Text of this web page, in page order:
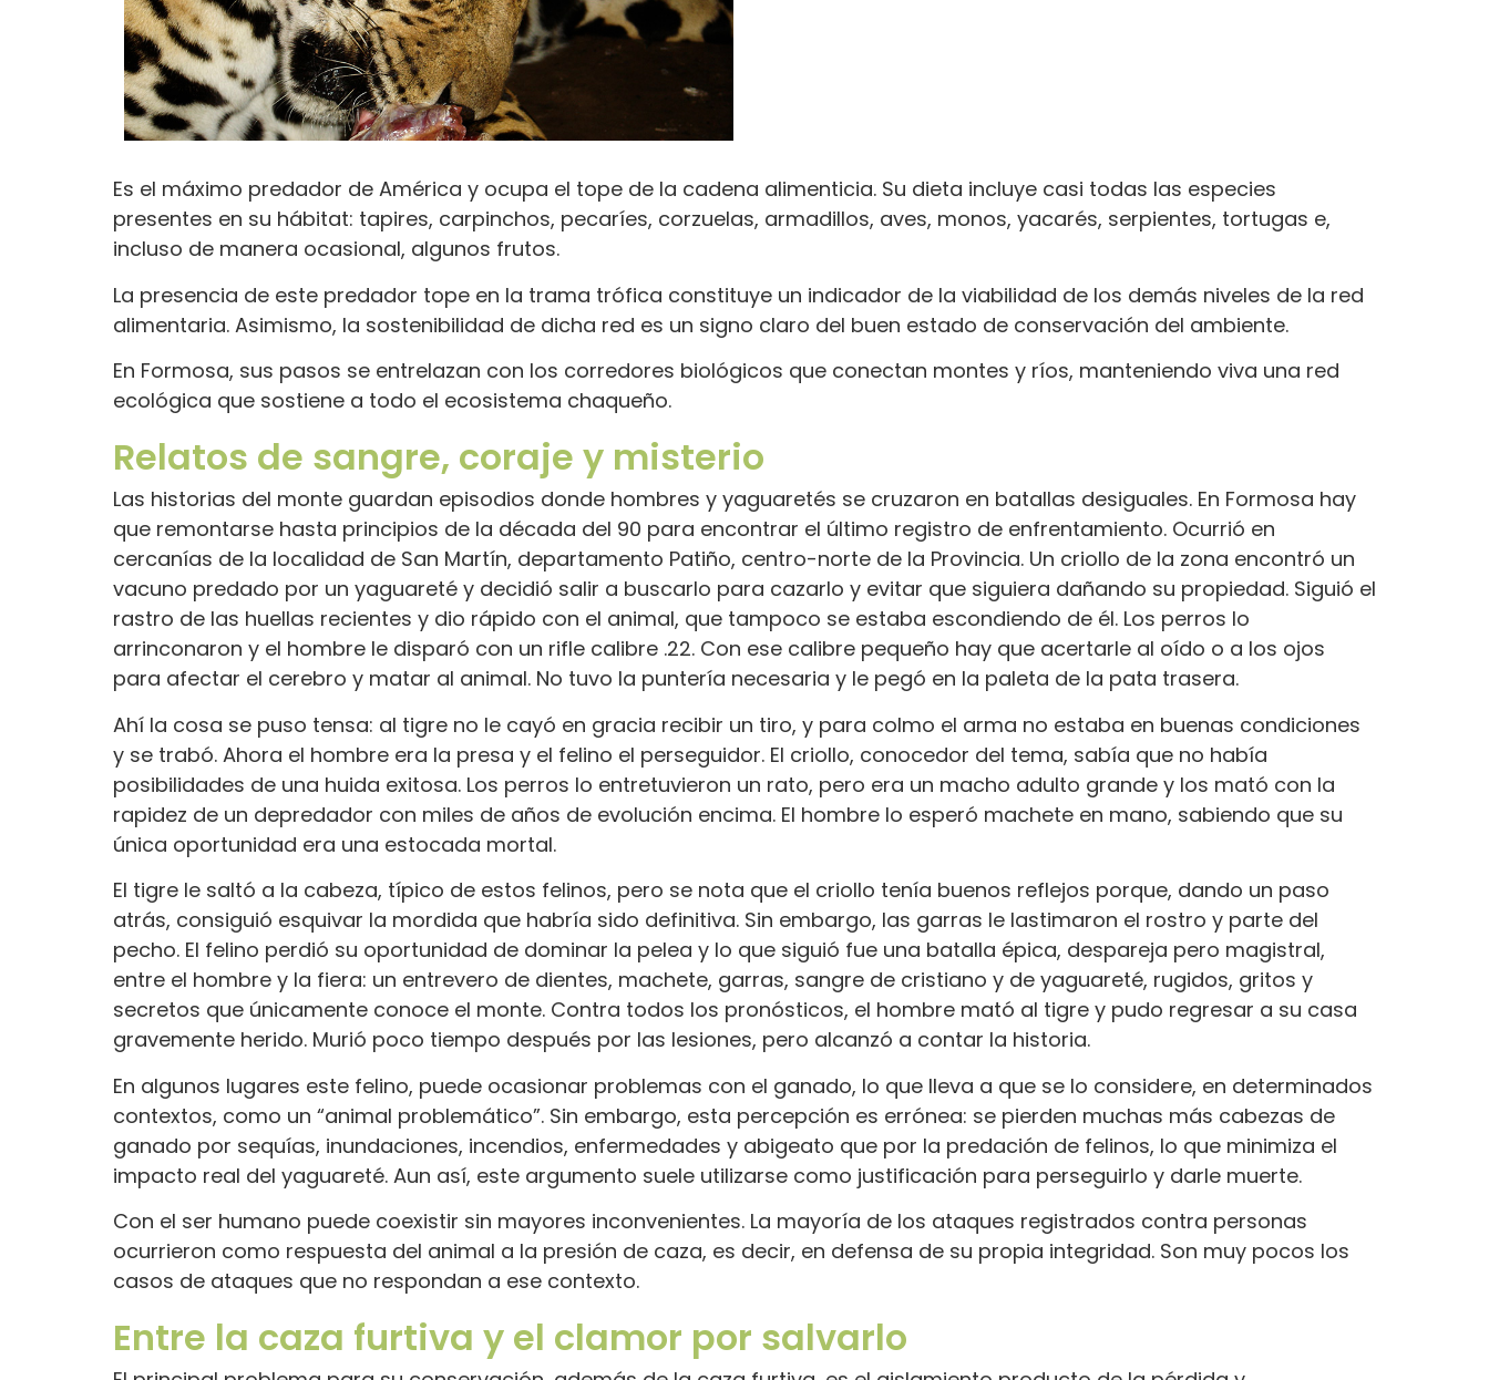
Es el máximo predador de América y ocupa el tope de la cadena alimenticia. Su dieta incluye casi todas las especies
presentes en su hábitat: tapires, carpinchos, pecaríes, corzuelas, armadillos, aves, monos, yacarés, serpientes, tortugas e,
incluso de manera ocasional, algunos frutos.
La presencia de este predador tope en la trama trófica constituye un indicador de la viabilidad de los demás niveles de la red
alimentaria. Asimismo, la sostenibilidad de dicha red es un signo claro del buen estado de conservación del ambiente.
En Formosa, sus pasos se entrelazan con los corredores biológicos que conectan montes y ríos, manteniendo viva una red
ecológica que sostiene a todo el ecosistema chaqueño.
Relatos de sangre, coraje y misterio
Las historias del monte guardan episodios donde hombres y yaguaretés se cruzaron en batallas desiguales. En Formosa hay
que remontarse hasta principios de la década del 90 para encontrar el último registro de enfrentamiento. Ocurrió en
cercanías de la localidad de San Martín, departamento Patiño, centro-norte de la Provincia. Un criollo de la zona encontró un
vacuno predado por un yaguareté y decidió salir a buscarlo para cazarlo y evitar que siguiera dañando su propiedad. Siguió el
rastro de las huellas recientes y dio rápido con el animal, que tampoco se estaba escondiendo de él. Los perros lo
arrinconaron y el hombre le disparó con un rifle calibre .22. Con ese calibre pequeño hay que acertarle al oído o a los ojos
para afectar el cerebro y matar al animal. No tuvo la puntería necesaria y le pegó en la paleta de la pata trasera.
Ahí la cosa se puso tensa: al tigre no le cayó en gracia recibir un tiro, y para colmo el arma no estaba en buenas condiciones
y se trabó. Ahora el hombre era la presa y el felino el perseguidor. El criollo, conocedor del tema, sabía que no había
posibilidades de una huida exitosa. Los perros lo entretuvieron un rato, pero era un macho adulto grande y los mató con la
rapidez de un depredador con miles de años de evolución encima. El hombre lo esperó machete en mano, sabiendo que su
única oportunidad era una estocada mortal.
El tigre le saltó a la cabeza, típico de estos felinos, pero se nota que el criollo tenía buenos reflejos porque, dando un paso
atrás, consiguió esquivar la mordida que habría sido definitiva. Sin embargo, las garras le lastimaron el rostro y parte del
pecho. El felino perdió su oportunidad de dominar la pelea y lo que siguió fue una batalla épica, despareja pero magistral,
entre el hombre y la fiera: un entrevero de dientes, machete, garras, sangre de cristiano y de yaguareté, rugidos, gritos y
secretos que únicamente conoce el monte. Contra todos los pronósticos, el hombre mató al tigre y pudo regresar a su casa
gravemente herido. Murió poco tiempo después por las lesiones, pero alcanzó a contar la historia.
En algunos lugares este felino, puede ocasionar problemas con el ganado, lo que lleva a que se lo considere, en determinados
contextos, como un “animal problemático”. Sin embargo, esta percepción es errónea: se pierden muchas más cabezas de
ganado por sequías, inundaciones, incendios, enfermedades y abigeato que por la predación de felinos, lo que minimiza el
impacto real del yaguareté. Aun así, este argumento suele utilizarse como justificación para perseguirlo y darle muerte.
Con el ser humano puede coexistir sin mayores inconvenientes. La mayoría de los ataques registrados contra personas
ocurrieron como respuesta del animal a la presión de caza, es decir, en defensa de su propia integridad. Son muy pocos los
casos de ataques que no respondan a ese contexto.
Entre la caza furtiva y el clamor por salvarlo